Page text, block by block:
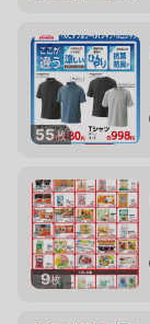
55枚
9枚